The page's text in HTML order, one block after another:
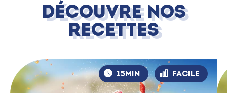
DÉCOUVRE NOS
RECETTES
15MIN FACILE